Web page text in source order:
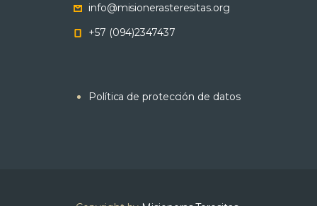
info@misionerasteresitas.org
+57 (094)2347437
Política de protección de datos